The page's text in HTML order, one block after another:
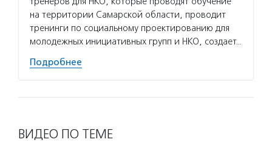
на территории Самарской области, проводит
тренинги по социальному проектированию для
молодежных инициативных групп и НКО, создает…
Подробнее
ВИДЕО ПО ТЕМЕ